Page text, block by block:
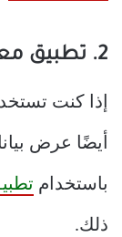
2. تطبيق معرض
أيضًا عرض
باستخدام
ذلك.